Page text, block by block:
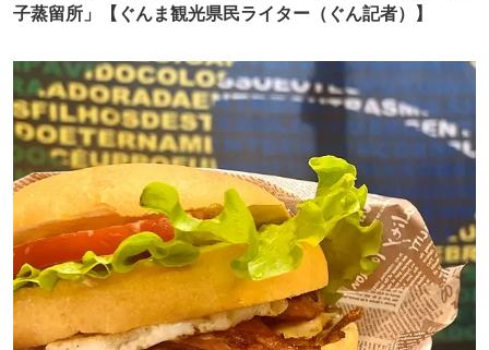
子蒸留所」【ぐんま観光県民ライター（ぐん記者）】